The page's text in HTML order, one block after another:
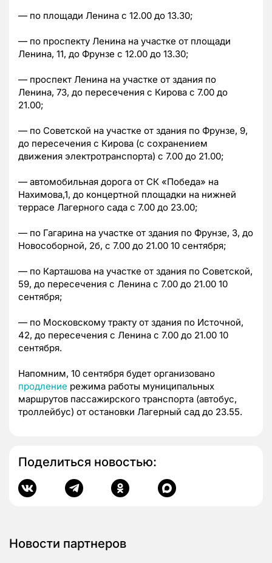
— по площади Ленина с 12.00 до 13.30;
— по проспекту Ленина на участке от площади
Ленина, 11, до Фрунзе с 12.00 до 13.30;
— проспект Ленина на участке от здания по
Ленина, 73, до пересечения с Кирова с 7.00 до
21.00;
— по Советской на участке от здания по Фрунзе, 9,
до пересечения с Кирова (с сохранением
движения электротранспорта) с 7.00 до 21.00;
— автомобильная дорога от СК «Победа» на
Нахимова,1, до концертной площадки на нижней
террасе Лагерного сада с 7.00 до 23.00;
— по Гагарина на участке от здания по Фрунзе, 3, до
Новособорной, 2б, с 7.00 до 21.00 10 сентября;
— по Карташова на участке от здания по Советской,
59, до пересечения с Ленина с 7.00 до 21.00 10
сентября;
— по Московскому тракту от здания по Источной,
42, до пересечения с Ленина с 7.00 до 21.00 10
сентября.
Напомним, 10 сентября будет организовано
продление режима работы муниципальных
маршрутов пассажирского транспорта (автобус,
троллейбус) от остановки Лагерный сад до 23.55.
Поделиться новостью:
Новости партнеров